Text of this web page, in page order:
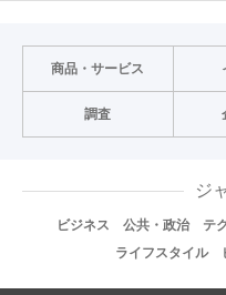
商品・サービス
調査
ジ
ビジネス 公共・政治 テ
ライフスタイル